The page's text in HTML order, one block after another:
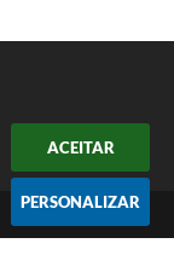
ACEITAR
PERSONALIZAR